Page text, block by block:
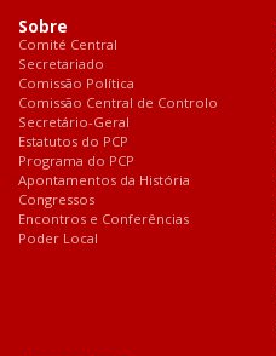
Sobre
Comité Central
Secretariado
Comissão Política
Comissão Central de Controlo
Secretário-Geral
Estatutos do PCP
Programa do PCP
Apontamentos da História
Congressos
Encontros e Conferências
Poder Local